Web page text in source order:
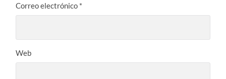
Correo electrónico *
Web